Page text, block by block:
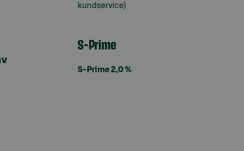
kundservice)
S-Prime
S-Prime 2,0 %